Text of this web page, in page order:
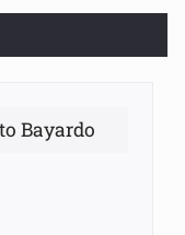
Bayardo